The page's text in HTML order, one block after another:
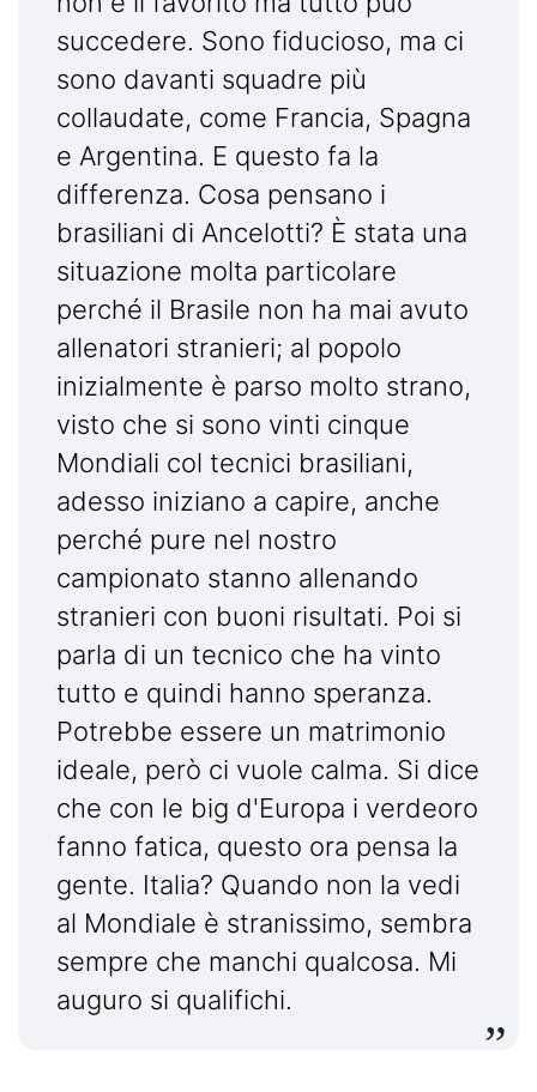
succedere. Sono fiducioso, ma ci
sono davanti squadre più
collaudate, come Francia, Spagna
e Argentina. E questo fa la
differenza. Cosa pensano i
brasiliani di Ancelotti? È stata una
situazione molta particolare
perché il Brasile non ha mai avuto
allenatori stranieri; al popolo
inizialmente è parso molto strano,
visto che si sono vinti cinque
Mondiali col tecnici brasiliani,
adesso iniziano a capire, anche
perché pure nel nostro
campionato stanno allenando
stranieri con buoni risultati. Poi si
parla di un tecnico che ha vinto
tutto e quindi hanno speranza.
Potrebbe essere un matrimonio
ideale, però ci vuole calma. Si dice
che con le big d'Europa i verdeoro
fanno fatica, questo ora pensa la
gente. Italia? Quando non la vedi
al Mondiale è stranissimo, sembra
sempre che manchi qualcosa. Mi
auguro si qualifichi.